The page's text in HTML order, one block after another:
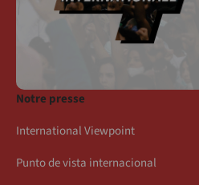
Notre presse
International Viewpoint
Punto de vista internacional